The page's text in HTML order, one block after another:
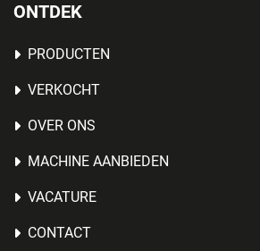
ONTDEK
PRODUCTEN
VERKOCHT
OVER ONS
MACHINE AANBIEDEN
VACATURE
CONTACT